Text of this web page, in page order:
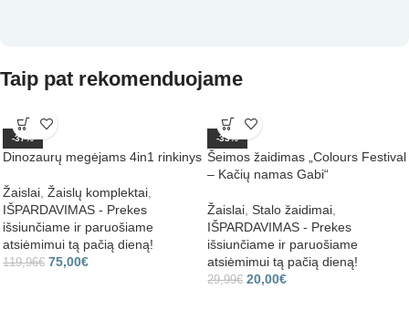
Taip pat rekomenduojame
-37%
Dinozaurų megėjams 4in1 rinkinys
Žaislai Žaislų komplektai
IŠPARDAVIMAS - Prekes
išsiunčiame ir paruošiame
atsiėmimui tą pačią dieną!
119,96€ 75,00€
-33%
Šeimos žaidimas „Colours Festival
– Kačių namas Gabi“
Žaislai Stalo žaidimai
IŠPARDAVIMAS - Prekes
išsiunčiame ir paruošiame
atsiėmimui tą pačią dieną!
29,99€ 20,00€